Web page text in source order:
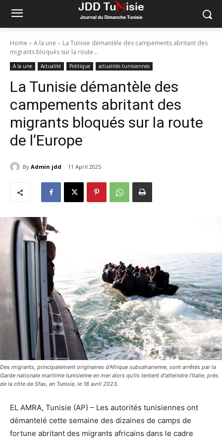
Home A la une
La Tunisie démantèle des campements abritant des
migrants bloqués sur la route...
A la une Actualité Politique actualités tunisiennes
La Tunisie démantèle des
campements abritant des
migrants bloqués sur la route
de l’Europe
By Admin jdd 11 April 2025
Des migrants, principalement originaires d'Afrique subsaharienne, sont arrêtés par la
Garde nationale maritime tunisienne en mer alors qu'ils tentent d'atteindre l'Italie, près
de la côte de Sfax, en Tunisie, le 18 avril 2023.
EL AMRA, Tunisie (AP) – Les autorités tunisiennes ont
démantelé cette semaine des dizaines de camps de
fortune abritant des migrants africains dans le cadre